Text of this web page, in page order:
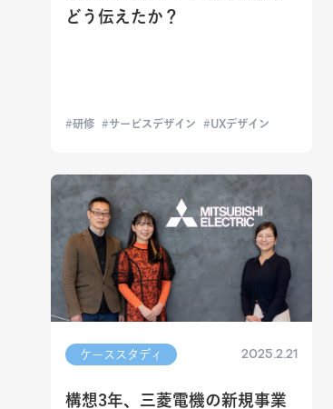
どう伝えたか？
研修 サービスデザイン UXデザイン
ケーススタディ 2025.2.21
構想3年、三菱電機の新規事業